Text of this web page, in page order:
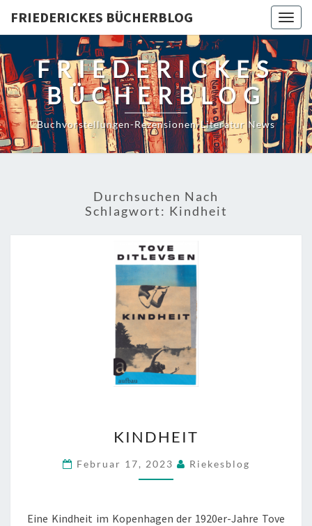
content
FRIEDERICKES BÜCHERBLOG
FRIEDERICKES
BÜCHERBLOG
Buchvorstellungen-Rezensionen-Literatur News
Durchsuchen Nach
Schlagwort: Kindheit
KINDHEIT
Februar 17, 2023 Riekesblog
Eine Kindheit im Kopenhagen der 1920er-Jahre Tove